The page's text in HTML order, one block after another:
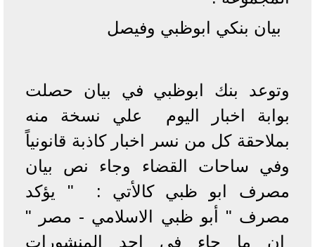
بيان بنكي ابوظبي وفيصل
وتوعد بنك ابوظبي في بيان حصلت
بوابة اخبار اليوم علي نسخة منه
بملاحقة كل من نسر اخبار كاذبة قانونياً
وفي ساحات القضاء وجاء نص بيان
مصرف ابو ظبي كالأتي : " يؤكد
مصرف " أبو ظبي الاسلامي - مصر "
ان ما جاء في احد المنشورات